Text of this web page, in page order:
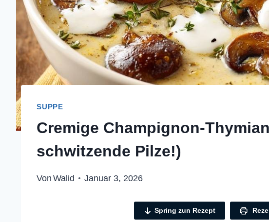
SUPPE
Cremige Champignon-
schwitzende Pilze!)
Von Walid Januar 3, 2026
Spring zun Rezept